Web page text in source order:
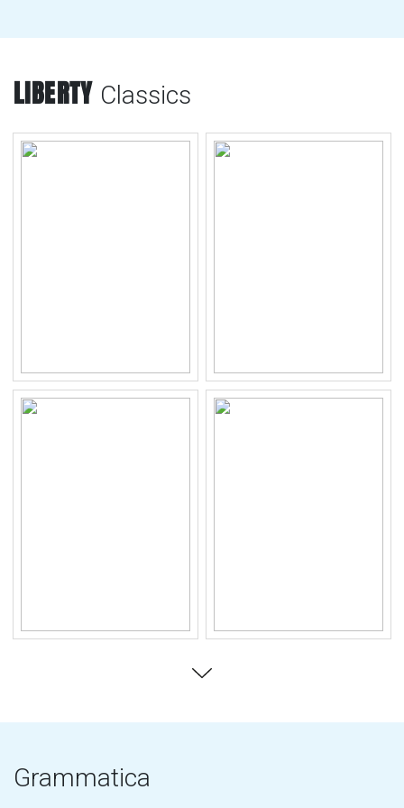
LIBERTY Classics
Grammatica